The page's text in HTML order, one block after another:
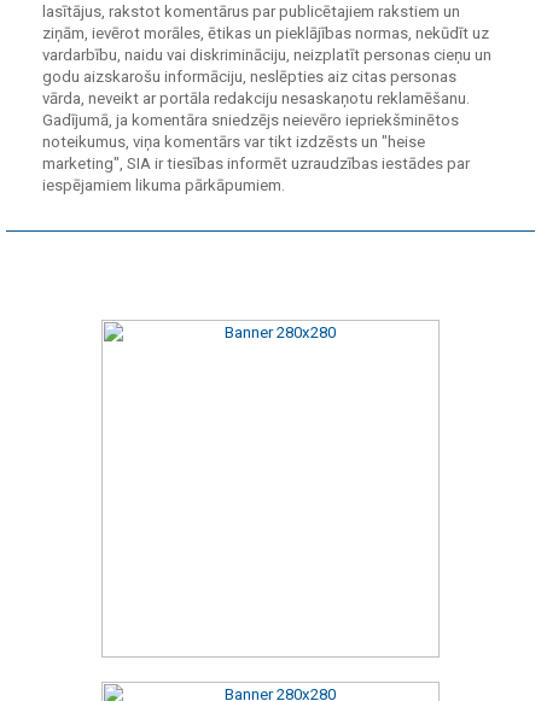
lasītājus, rakstot komentārus par publicētajiem rakstiem un
ziņām, ievērot morāles, ētikas un pieklājības normas, nekūdīt uz
vardarbību, naidu vai diskrimināciju, neizplatīt personas cieņu un
godu aizskarošu informāciju, neslēpties aiz citas personas
vārda, neveikt ar portāla redakciju nesaskaņotu reklamēšanu.
Gadījumā, ja komentāra sniedzējs neievēro iepriekšminētos
noteikumus, viņa komentārs var tikt izdzēsts un "heise
marketing", SIA ir tiesības informēt uzraudzības iestādes par
iespējamiem likuma pārkāpumiem.